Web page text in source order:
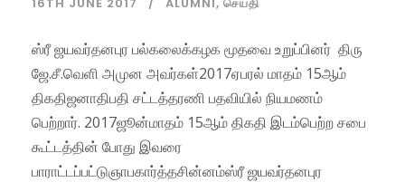
ஸ்ரீ ஜயவர்தனபுர பல்கலைக்கழக மூதவை உறுப்பினர் திரு
ஜே.சீ.வெளி அமுன அவர்கள்2017ஏபரல் மாதம் 15ஆம்
திகதிஜனாதிபதி சட்டத்தரணி பதவியில் நியமணம்
பெற்றார். 2017ஜூன்மாதம் 15ஆம் திகதி இடம்பெற்ற சபை
கூட்டத்தின் போது இவரை
பாராட்டப்பட்டுஞாபகார்த்தசின்னம்ஸ்ரீ ஜயவர்தனபுர